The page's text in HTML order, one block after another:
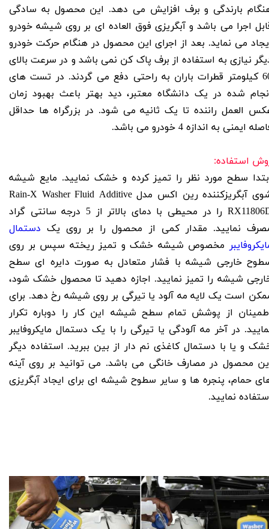
بارندگی و برف افزایش می دهد. این محصول به سادگی
اجرا می باشد و آبگریزی فوق العاده ای بر روی شیشه خودرو
می نماید. بعد از اجرای این محصول در هنگام حرکت خودرو
نیازی به استفاده از برف پاک کن نمی باشد و در سرعت بالای
60 کیلومتر قطرات باران به راحتی دفع می گردند. در تست های
شده در یک دانشگاه معتبر، دید بهتر باعث بهبود زمان
العمل راننده تا یک ثانیه می شود. در بزرگراه ها حداقل
ایمنی به اندازه 4 خودرو می باشد.
استفاده:
سطح مورد نظر را تمیز کرده و خشک نمایید. مایع شیشه
شوی آبگریزکننده رین اکس مدل Rain-X Washer Fluid Additive
RX11806D را در محیطی با دمای بالاتر از 5 درجه سانتی گراد
نمایید. مقدار کمی از محصول را بر روی یک دستمال
مخصوص شیشه خشک و تمیز ریخته سپس بر روی
خارجی شیشه با فشار متعادل به صورت دایره ای سطح
شیشه را تمیز نمایید. اجازه دهید تا محصول خشک شود،
است یک لایه مه آلود یا تیرگی بر روی شیشه رخ دهد. برای
از پوشش تمام سطح شیشه این کار را دوباره تکرار
در آخر مه آلودگی یا تیرگی را با یک دستمال مایکروفایبر
و یا با دستمال کاغذی نم دار از بین ببرید. استفاده دیگر
محصول در مصارف خانگی می باشد. می توانید بر روی آینه
حمام، پنجره ها و سایر سطوح شیشه ای برای ایجاد آبگریزی
نمایید.